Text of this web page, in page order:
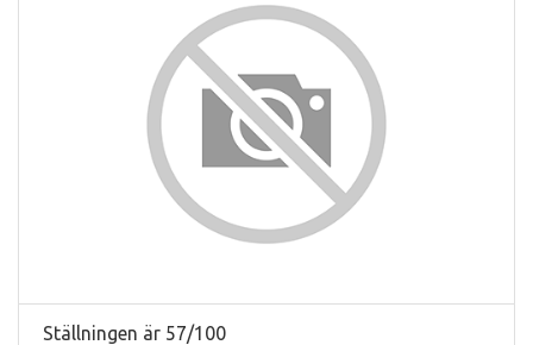
Ställningen är 57/100